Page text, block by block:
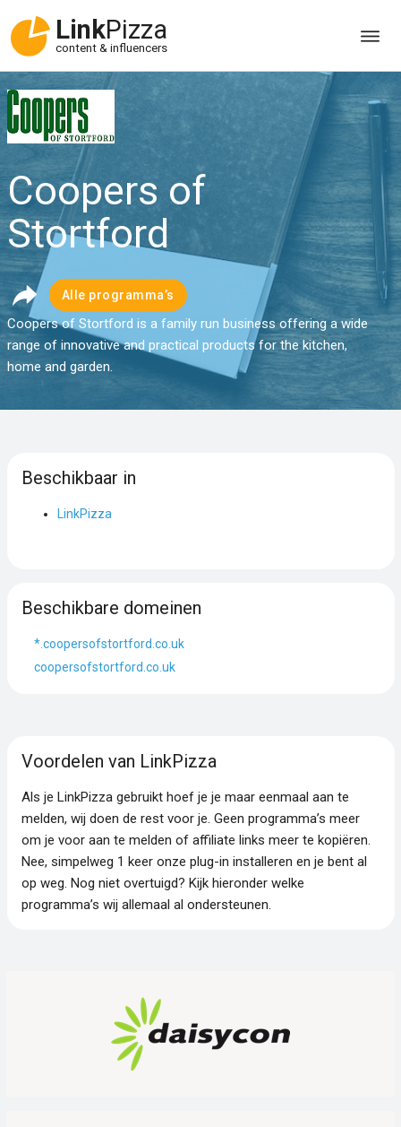
LinkPizza
content & influencers
Coopers of
Stortford
Alle programma’s
Coopers of Stortford is a family run business offering a wide
range of innovative and practical products for the kitchen,
home and garden.
Beschikbaar in
LinkPizza
Beschikbare domeinen
*.coopersofstortford.co.uk
coopersofstortford.co.uk
Voordelen van LinkPizza
Als je LinkPizza gebruikt hoef je je maar eenmaal aan te
melden, wij doen de rest voor je. Geen programma’s meer
om je voor aan te melden of affiliate links meer te kopiëren.
Nee, simpelweg 1 keer onze plug-in installeren en je bent al
op weg. Nog niet overtuigd? Kijk hieronder welke
programma’s wij allemaal al ondersteunen.